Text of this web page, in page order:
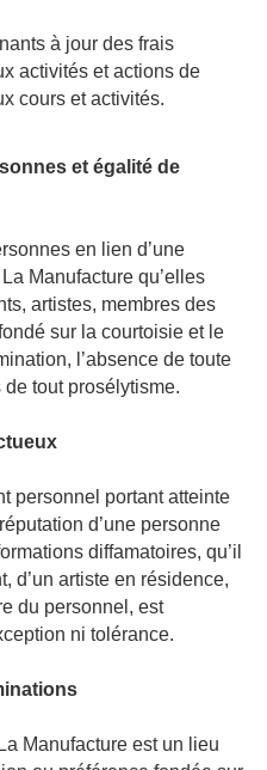
à jour des frais
activités et actions de
cours et activités.
et égalité de
en lien d’une
Manufacture qu’elles
artistes, membres des
sur la courtoisie et le
l’absence de toute
de tout prosélytisme.
personnel portant atteinte
d’une personne
diffamatoires, qu’il
d’un artiste en résidence,
du personnel, est
ni tolérance.
Manufacture est un lieu